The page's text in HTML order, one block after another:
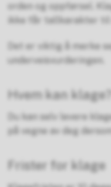
orden og oppførsel.
ikke får tallkarakter til
Det er viktig å merke
underveisvurderingen.
Hvem kan klage?
Du kan selv levere
på vegne av deg
Frister for klage